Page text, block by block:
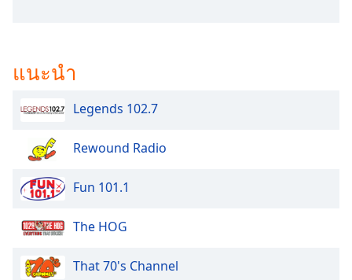
modal
Beginning
dialog
Escape
cancel
แนะนำ
Legends 102.7
Rewound Radio
Fun 101.1
The HOG
That 70's Channel